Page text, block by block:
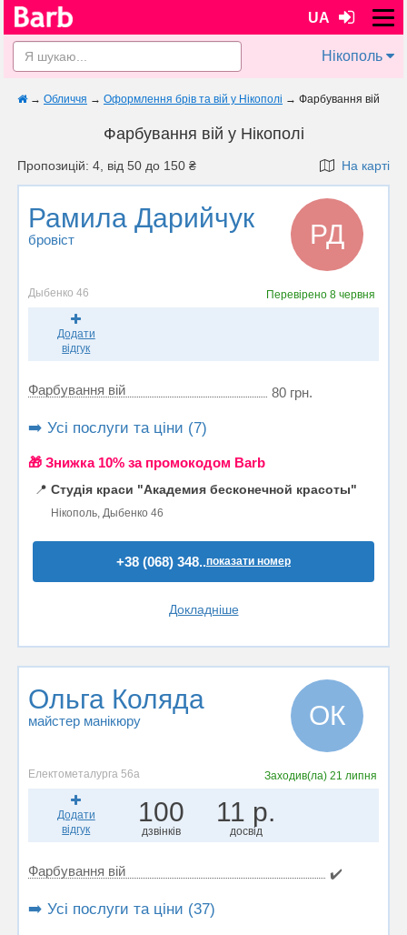
UA
Нікополь
→ Обличчя → Оформлення брів та вій у Нікополі → Фарбування вій
Фарбування вій у Нікополі
Пропозицій: 4, від 50 до 150 ₴ На карті
Рамила Дарийчук
бровіст РД
Дыбенко 46 Перевірено 8 червня
Додати
відгук
Фарбування вій 80 грн.
➡️ Усі послуги та ціни (7)
🎁 Знижка 10% за промокодом Barb
📍 Студія краси "Академия бесконечной красоты"
Нікополь, Дыбенко 46
+38 (068) 348..показати номер
Докладніше
Ольга Коляда
майстер манікюру ОК
Електометалурга 56а Заходив(ла) 21 липня
Додати
відгук
100
дзвінків
11 р.
досвід
Фарбування вій ✔️
➡️ Усі послуги та ціни (37)